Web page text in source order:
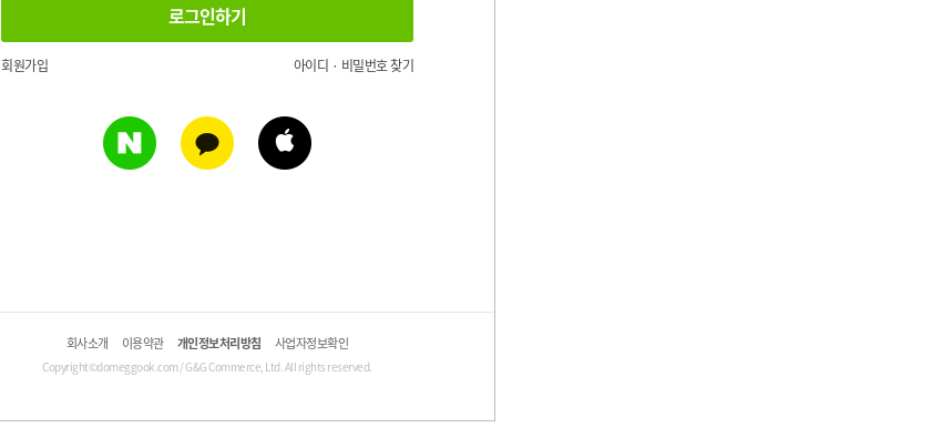
회원가입 아이디 · 비밀번호 찾기
회사소개 이용약관 개인정보처리방침 사업자정보확인
Copyright©domeggook.com / G&G Commerce, Ltd. All rights reserved.